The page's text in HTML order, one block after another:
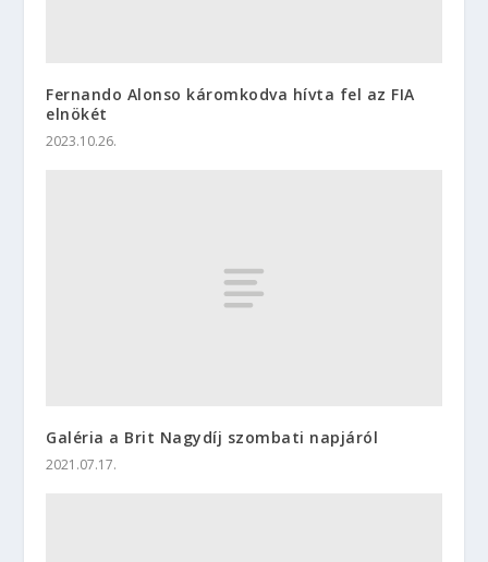
Fernando Alonso káromkodva hívta fel az FIA
elnökét
2023.10.26.
Galéria a Brit Nagydíj szombati napjáról
2021.07.17.